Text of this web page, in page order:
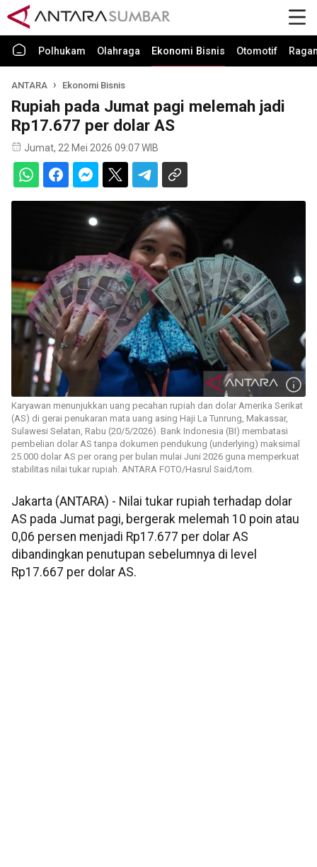
Polhukam Olahraga Ekonomi Bisnis Otomotif
ANTARA Ekonomi Bisnis
Rupiah pada Jumat pagi melemah jadi
Rp17.677 per dolar AS
Jumat, 22 Mei 2026 09:07 WIB
Karyawan menunjukkan uang pecahan rupiah dan dolar Amerika Serikat
(AS) di gerai penukaran mata uang asing Haji La Tunrung, Makassar,
Sulawesi Selatan, Rabu (20/5/2026). Bank Indonesia (BI) membatasi
pembelian dolar AS tanpa dokumen pendukung (underlying) maksimal
25.000 dolar AS per orang per bulan mulai Juni 2026 guna memperkuat
stabilitas nilai tukar rupiah. ANTARA FOTO/Hasrul Said/tom.
Jakarta (ANTARA) - Nilai tukar rupiah terhadap dolar
AS pada Jumat pagi, bergerak melemah 10 poin atau
0,06 persen menjadi Rp17.677 per dolar AS
dibandingkan penutupan sebelumnya di level
Rp17.667 per dolar AS.